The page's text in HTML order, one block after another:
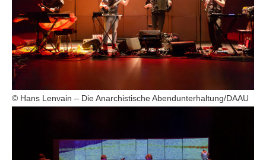
© Hans Lenvain – Die Anarchistische Abendunterhaltung/DAAU